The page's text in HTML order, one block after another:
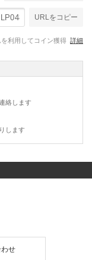
URLをコピー
利用してコイン獲得 詳細
絡します
します
せ